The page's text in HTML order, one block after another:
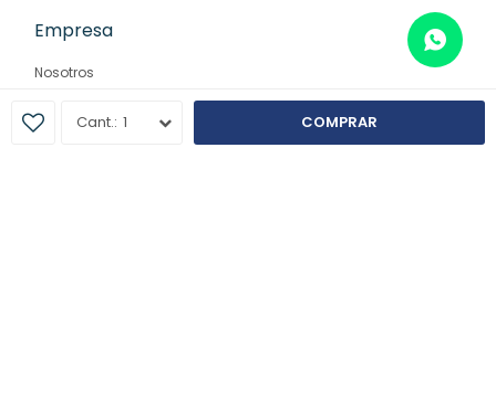
1 COMPRAR
Empresa
Nosotros